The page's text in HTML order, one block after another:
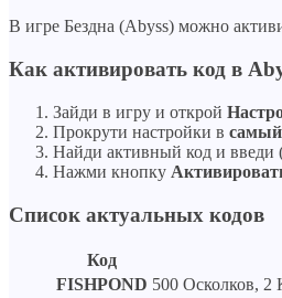
В игре Бездна (Abyss) можно
Как активировать код в
Зайди в игру и открой
Прокрути настройки в самый
Найди активный код и введи
Нажми кнопку
Список актуальных кодов
Код
FISHPOND 500 Осколков, 2